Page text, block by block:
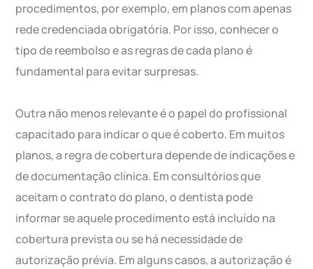
procedimentos, por exemplo, em planos com apenas
rede credenciada obrigatória. Por isso, conhecer o
tipo de reembolso e as regras de cada plano é
fundamental para evitar surpresas.
Outra não menos relevante é o papel do profissional
capacitado para indicar o que é coberto. Em muitos
planos, a regra de cobertura depende de indicações e
de documentação clínica. Em consultórios que
aceitam o contrato do plano, o dentista pode
informar se aquele procedimento está incluído na
cobertura prevista ou se há necessidade de
autorização prévia. Em alguns casos, a autorização é